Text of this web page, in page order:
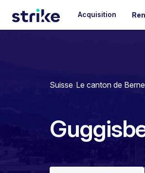
Acquisition
Suisse/Le canton de Berne